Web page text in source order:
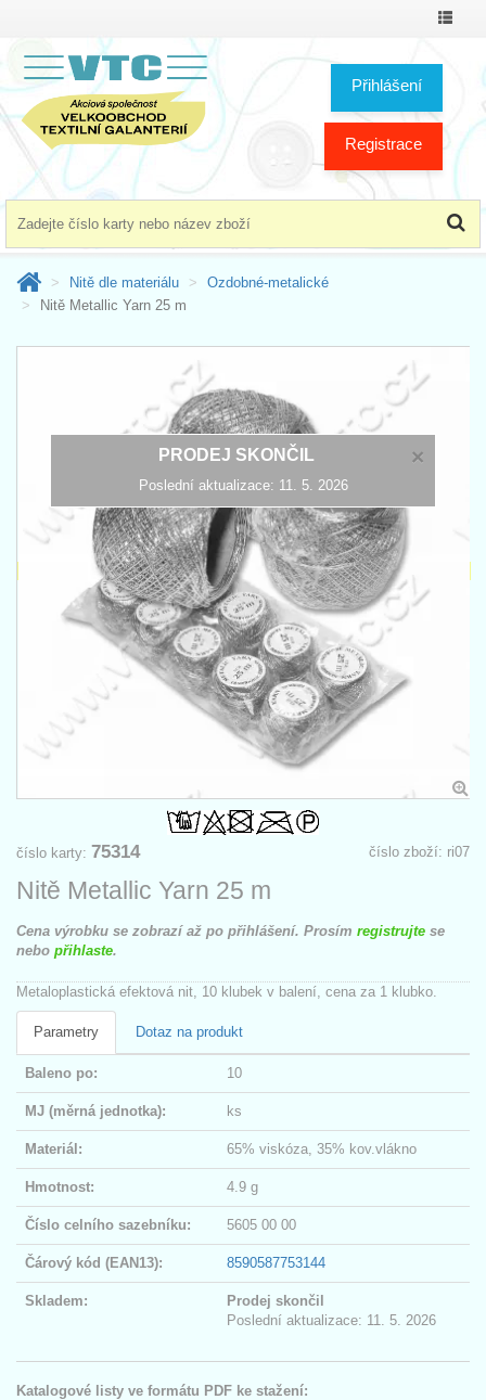
Přihlášení
Registrace
Nitě dle materiálu
Ozdobné-metalické
Nitě Metallic Yarn 25 m
×
PRODEJ SKONČIL
Poslední aktualizace: 11. 5. 2026
číslo zboží: ri07
číslo karty: 75314
Nitě Metallic Yarn 25 m
Cena výrobku se zobrazí až po přihlášení. Prosím registrujte se
nebo přihlaste.
Metaloplastická efektová nit, 10 klubek v balení, cena za 1 klubko.
Parametry Dotaz na produkt
Baleno po: 10
MJ (měrná jednotka): ks
Materiál: 65% viskóza, 35% kov.vlákno
Hmotnost: 4.9 g
Číslo celního sazebníku: 5605 00 00
Čárový kód (EAN13): 8590587753144
Skladem:
Prodej skončil
Poslední aktualizace: 11. 5. 2026
Katalogové listy ve formátu PDF ke stažení: